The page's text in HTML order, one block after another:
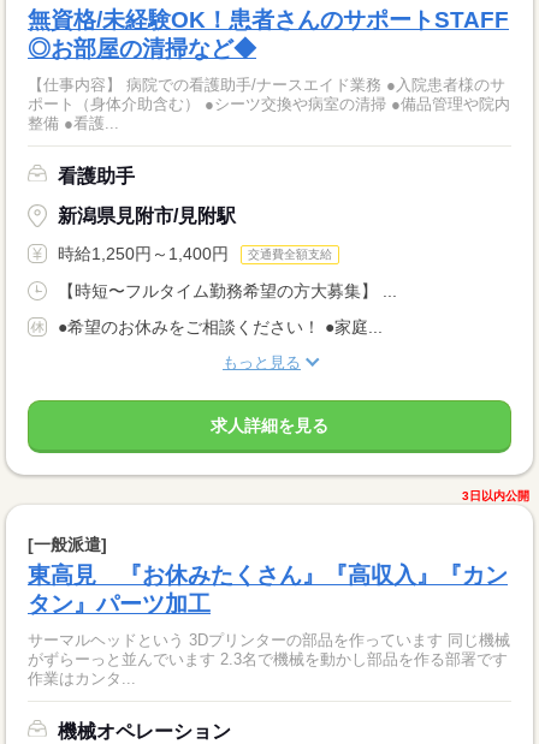
無資格/未経験OK！患者さんのサポートSTAFF
◎お部屋の清掃など◆
【仕事内容】 病院での看護助手/ナースエイド業務 ●入院患者様のサ
ポート（身体介助含む） ●シーツ交換や病室の清掃 ●備品管理や院内
整備 ●看護...
看護助手
新潟県見附市/見附駅
時給1,250円～1,400円 交通費全額支給
【時短〜フルタイム勤務希望の方大募集】 ...
●希望のお休みをご相談ください！ ●家庭...
もっと見る
求人詳細を見る
3日以内公開
[一般派遣]
東高見 『お休みたくさん』『高収入』『カン
タン』パーツ加工
サーマルヘッドという 3Dプリンターの部品を作っています 同じ機械
がずらーっと並んでいます 2.3名で機械を動かし部品を作る部署です
作業はカンタ...
機械オペレーション